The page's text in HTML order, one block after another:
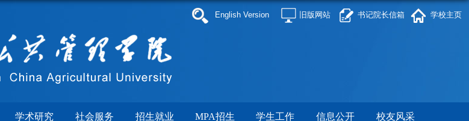
English Version 旧版网站 书记院长信箱 学校主页
学术研究 社会服务 招生就业 MPA招生 学生工作 信息公开 校友风采